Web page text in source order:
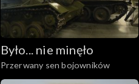
Było... nie minęło
Przerwany sen bojowników